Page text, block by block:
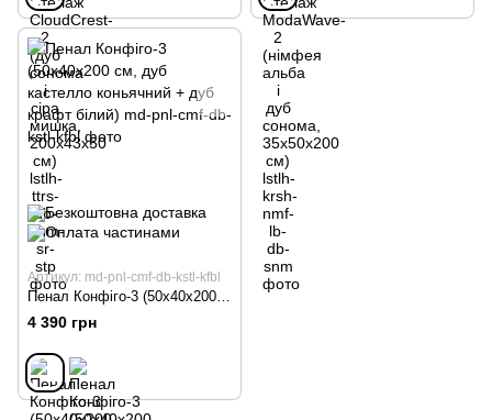
Артикул: md-pnl-cmf-db-kstl-kfbl
4 390 грн